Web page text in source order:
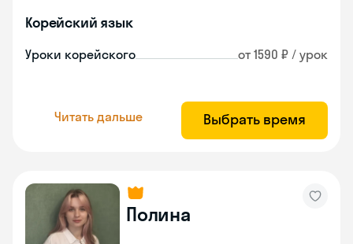
Корейский язык
Уроки корейского от 1590 ₽ / урок
Читать дальше Выбрать время
Полина